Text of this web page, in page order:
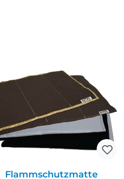
Flammschutzmatte